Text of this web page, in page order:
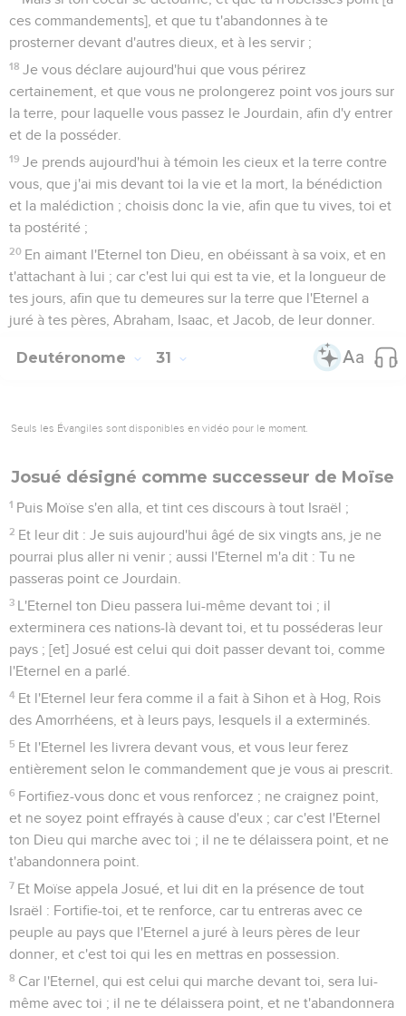
ces commandements], et que tu t'abandonnes à te
prosterner devant d'autres dieux, et à les servir ;
18 Je vous déclare aujourd'hui que vous périrez
certainement, et que vous ne prolongerez point vos jours sur
la terre, pour laquelle vous passez le Jourdain, afin d'y entrer
et de la posséder.
19 Je prends aujourd'hui à témoin les cieux et la terre contre
vous, que j'ai mis devant toi la vie et la mort, la bénédiction
et la malédiction ; choisis donc la vie, afin que tu vives, toi et
ta postérité ;
20 En aimant l'Eternel ton Dieu, en obéissant à sa voix, et en
t'attachant à lui ; car c'est lui qui est ta vie, et la longueur de
tes jours, afin que tu demeures sur la terre que l'Eternel a
juré à tes pères, Abraham, Isaac, et Jacob, de leur donner.
Deutéronome 31
Seuls les Évangiles sont disponibles en vidéo pour le moment.
Josué désigné comme successeur de Moïse
1 Puis Moïse s'en alla, et tint ces discours à tout Israël ;
2 Et leur dit : Je suis aujourd'hui âgé de six vingts ans, je ne
pourrai plus aller ni venir ; aussi l'Eternel m'a dit : Tu ne
passeras point ce Jourdain.
3 L'Eternel ton Dieu passera lui-même devant toi ; il
exterminera ces nations-là devant toi, et tu posséderas leur
pays ; [et] Josué est celui qui doit passer devant toi, comme
l'Eternel en a parlé.
4 Et l'Eternel leur fera comme il a fait à Sihon et à Hog, Rois
des Amorrhéens, et à leurs pays, lesquels il a exterminés.
5 Et l'Eternel les livrera devant vous, et vous leur ferez
entièrement selon le commandement que je vous ai prescrit.
6 Fortifiez-vous donc et vous renforcez ; ne craignez point,
et ne soyez point effrayés à cause d'eux ; car c'est l'Eternel
ton Dieu qui marche avec toi ; il ne te délaissera point, et ne
t'abandonnera point.
7 Et Moïse appela Josué, et lui dit en la présence de tout
Israël : Fortifie-toi, et te renforce, car tu entreras avec ce
peuple au pays que l'Eternel a juré à leurs pères de leur
donner, et c'est toi qui les en mettras en possession.
8 Car l'Eternel, qui est celui qui marche devant toi, sera lui-
même avec toi ; il ne te délaissera point, et ne t'abandonnera